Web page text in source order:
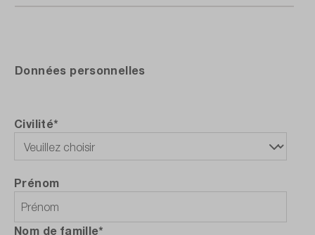
Données personnelles
Civilité*
Prénom
Nom de famille*